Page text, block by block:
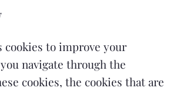
cookies to improve your
navigate through the
cookies, the cookies that are